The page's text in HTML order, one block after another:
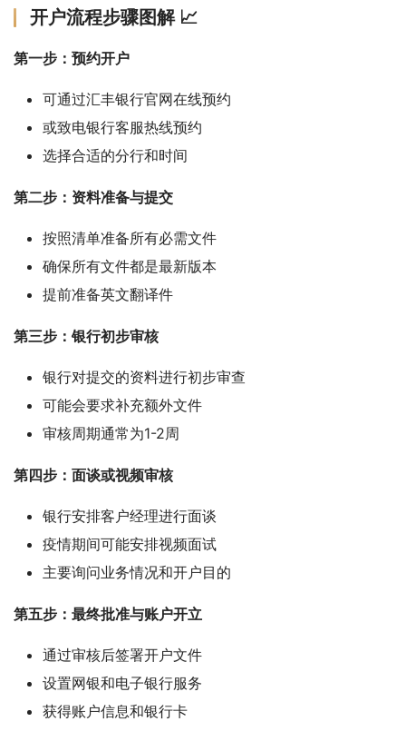
开户流程步骤图解 📈
第一步：预约开户
可通过汇丰银行官网在线预约
或致电银行客服热线预约
选择合适的分行和时间
第二步：资料准备与提交
按照清单准备所有必需文件
确保所有文件都是最新版本
提前准备英文翻译件
第三步：银行初步审核
银行对提交的资料进行初步审查
可能会要求补充额外文件
审核周期通常为1-2周
第四步：面谈或视频审核
银行安排客户经理进行面谈
疫情期间可能安排视频面试
主要询问业务情况和开户目的
第五步：最终批准与账户开立
通过审核后签署开户文件
设置网银和电子银行服务
获得账户信息和银行卡